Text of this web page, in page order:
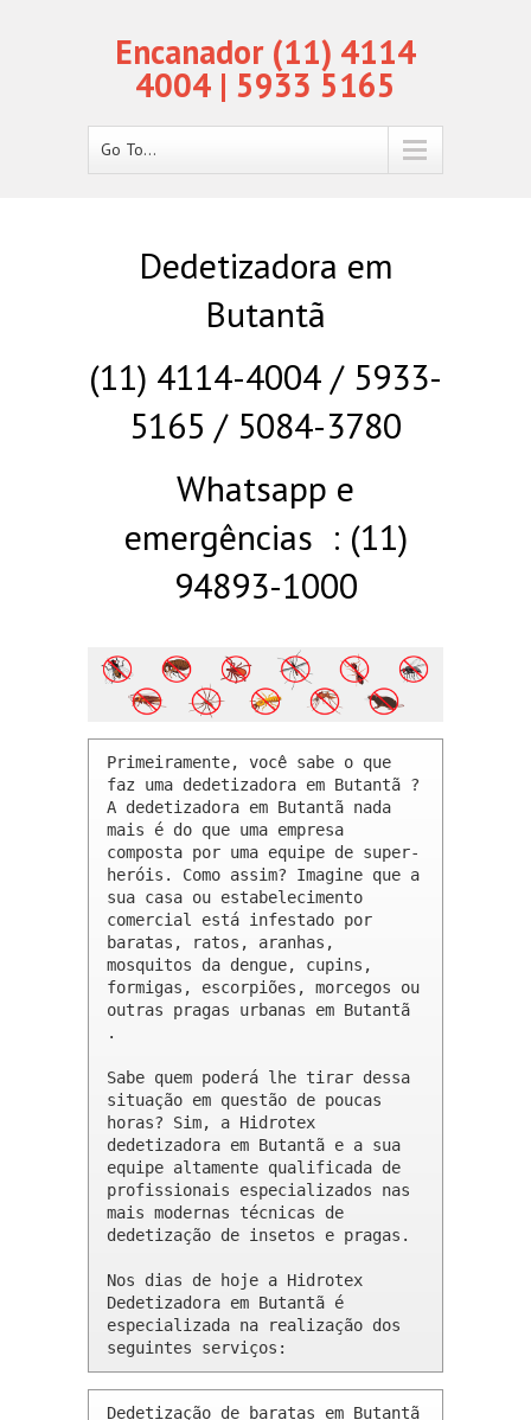
Encanador (11) 4114
4004 | 5933 5165
Go To...
Dedetizadora em
Butantã
(11) 4114-4004 / 5933-
5165 / 5084-3780
Whatsapp e
emergências : (11)
94893-1000
Primeiramente, você sabe o que
faz uma dedetizadora em Butantã ?
A dedetizadora em Butantã nada
mais é do que uma empresa
composta por uma equipe de super-
heróis. Como assim? Imagine que a
sua casa ou estabelecimento
comercial está infestado por
baratas, ratos, aranhas,
mosquitos da dengue, cupins,
formigas, escorpiões, morcegos ou
outras pragas urbanas em Butantã
.
Sabe quem poderá lhe tirar dessa
situação em questão de poucas
horas? Sim, a Hidrotex
dedetizadora em Butantã e a sua
equipe altamente qualificada de
profissionais especializados nas
mais modernas técnicas de
dedetização de insetos e pragas.
Nos dias de hoje a Hidrotex
Dedetizadora em Butantã é
especializada na realização dos
seguintes serviços:
Dedetização de baratas em Butantã